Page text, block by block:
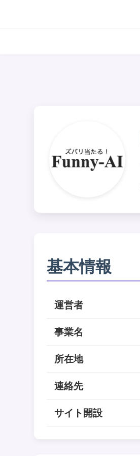
基本情報
運営者
事業名
所在地
連絡先
サイト開設